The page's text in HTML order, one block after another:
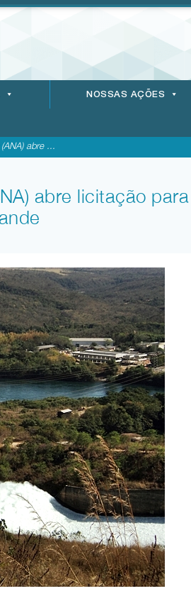
NOSSAS AÇÕES
abre ...
abre licitação